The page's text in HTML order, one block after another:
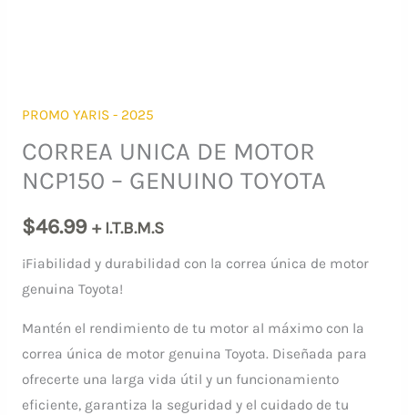
PROMO YARIS - 2025
CORREA UNICA DE MOTOR
NCP150 – GENUINO TOYOTA
$46.99 + I.T.B.M.S
¡Fiabilidad y durabilidad con la correa única de motor
genuina Toyota!
Mantén el rendimiento de tu motor al máximo con la
correa única de motor genuina Toyota. Diseñada para
ofrecerte una larga vida útil y un funcionamiento
eficiente, garantiza la seguridad y el cuidado de tu